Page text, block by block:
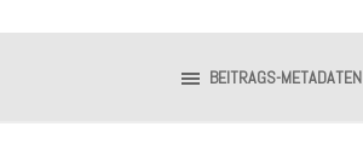
BEITRAGS-METADATEN